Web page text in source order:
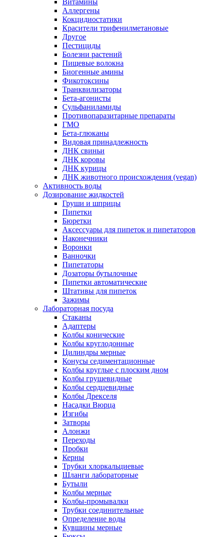
Витамины
Аллергены
Кокцидиостатики
Красители трифенилметановые
Другое
Пестициды
Болезни растений
Пищевые волокна
Биогенные амины
Фикотоксины
Транквилизаторы
Бета-агонисты
Сульфаниламиды
Противопаразитарные препараты
ГМО
Бета-глюканы
Видовая принадлежность
ДНК свиньи
ДНК коровы
ДНК курицы
ДНК животного происхождения (vegan)
Активность воды
Дозирование жидкостей
Груши и шприцы
Пипетки
Бюретки
Аксессуары для пипеток и пипетаторов
Наконечники
Воронки
Ванночки
Пипетаторы
Дозаторы бутылочные
Пипетки автоматические
Штативы для пипеток
Зажимы
Лабораторная посуда
Стаканы
Адаптеры
Колбы конические
Колбы круглодонные
Цилиндры мерные
Конусы седиментационные
Колбы круглые с плоским дном
Колбы грушевидные
Колбы сердцевидные
Колбы Дрекселя
Насадки Вюрца
Изгибы
Затворы
Алонжи
Переходы
Пробки
Керны
Трубки хлоркальциевые
Шланги лабораторные
Бутыли
Колбы мерные
Колбы-промывалки
Трубки соединительные
Определение воды
Кувшины мерные